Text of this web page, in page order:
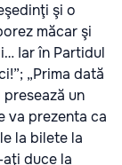
şi o
măcar şi
Iar în Partidul
„Prima dată
un
va prezenta ca
la bilete la
duce la